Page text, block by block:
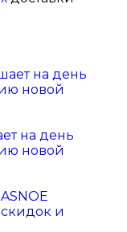
на день
новой